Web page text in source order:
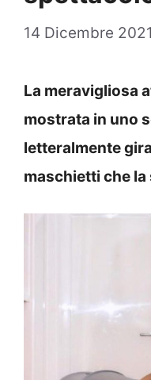
14 Dicembre 2021
La meravigliosa
mostrata in uno
letteralmente
maschietti che la